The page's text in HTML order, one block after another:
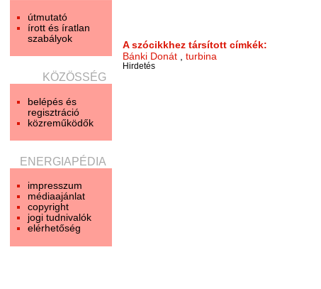
útmutató
írott és íratlan
szabályok
KÖZÖSSÉG
belépés és
regisztráció
közreműködők
ENERGIAPÉDIA
impresszum
médiaajánlat
copyright
jogi tudnivalók
elérhetőség
A szócikkhez társított címkék:
Bánki Donát ,turbina
Hirdetés